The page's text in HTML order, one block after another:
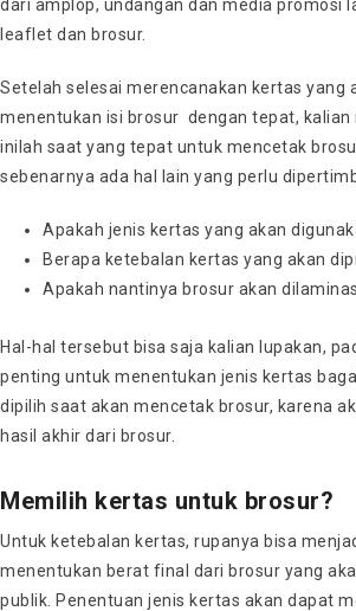
dari amplop, undangan dan media promosi
leaflet dan brosur.
Setelah selesai merencanakan kertas yang
menentukan isi brosur dengan tepat, kalian
inilah saat yang tepat untuk mencetak
sebenarnya ada hal lain yang perlu
Apakah jenis kertas yang akan
Berapa ketebalan kertas yang akan
Apakah nantinya brosur akan
Hal-hal tersebut bisa saja kalian lupakan,
penting untuk menentukan jenis kertas
dipilih saat akan mencetak brosur, karena
hasil akhir dari brosur.
Memilih kertas untuk brosur?
Untuk ketebalan kertas, rupanya bisa
menentukan berat final dari brosur yang
publik. Penentuan jenis kertas akan dapat